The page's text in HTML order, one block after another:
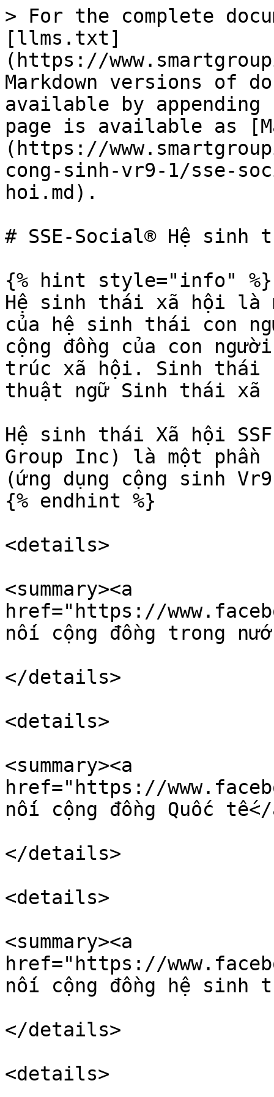
> For the complete
[llms.txt]
(https://
Markdown versions of
available by
page is available as
(https://
cong-sinh-vr9-1/sse-
hoi.md).
# SSE-Social® Hệ sinh
{% hint style="info" %}
Hệ sinh thái xã hội là
của hệ sinh thái con
cộng đồng của con
trúc xã hội. Sinh thái
thuật ngữ Sinh thái xã
Hệ sinh thái Xã hội
Group Inc) là một
(ứng dụng cộng sinh
{% endhint %}
<details>
<summary><a
href="https://
nối cộng đồng trong
</details>
<details>
<summary><a
href="https://
nối cộng đồng Quốc tế</
</details>
<details>
<summary><a
href="https://
nối cộng đồng hệ sinh
</details>
<details>